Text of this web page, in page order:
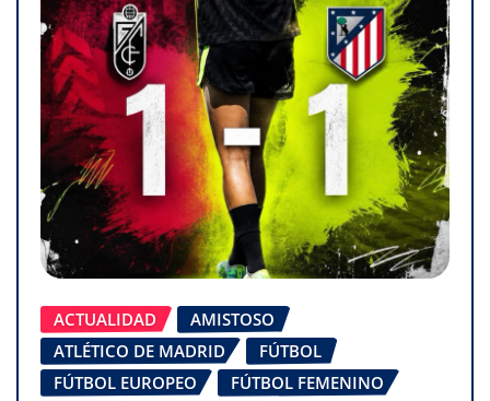
ACTUALIDAD
AMISTOSO
ATLÉTICO DE MADRID
FÚTBOL
FÚTBOL EUROPEO
FÚTBOL FEMENINO